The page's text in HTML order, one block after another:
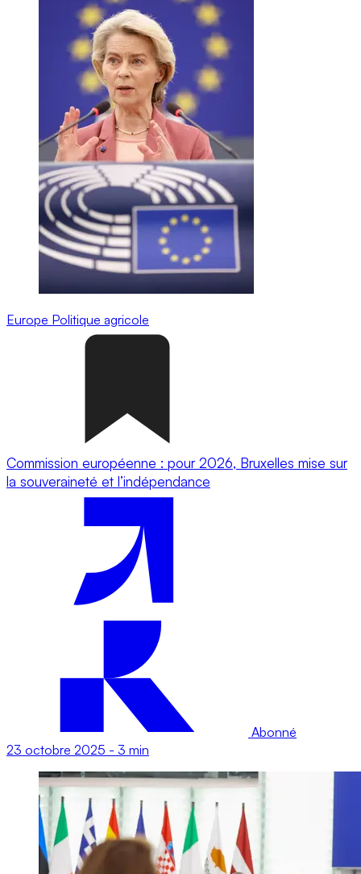
Europe Politique agricole
Commission européenne : pour 2026, Bruxelles mise sur
la souveraineté et l’indépendance
Abonné
23 octobre 2025 - 3 min